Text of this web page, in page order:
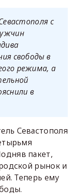
с
свободы в
режима, а
в
Севастополя
пакет,
рынок и
Теперь ему